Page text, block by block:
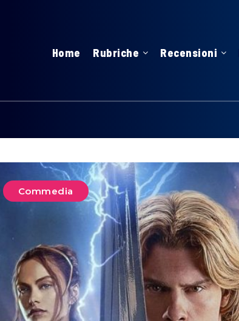
Home Rubriche Recensioni
Commedia